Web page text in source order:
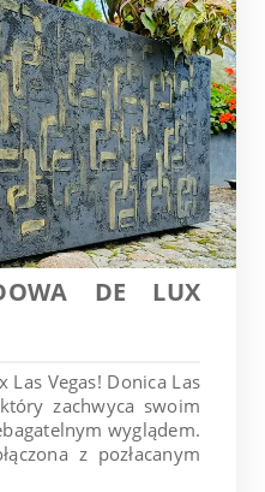
DE LUX
Las Vegas! Donica Las
zachwyca swoim
wyglądem.
z pozłacanym